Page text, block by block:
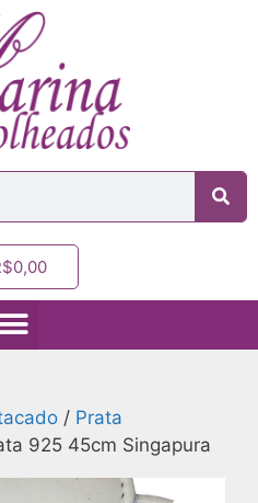
0,00
/ Prata
925 45cm Singapura